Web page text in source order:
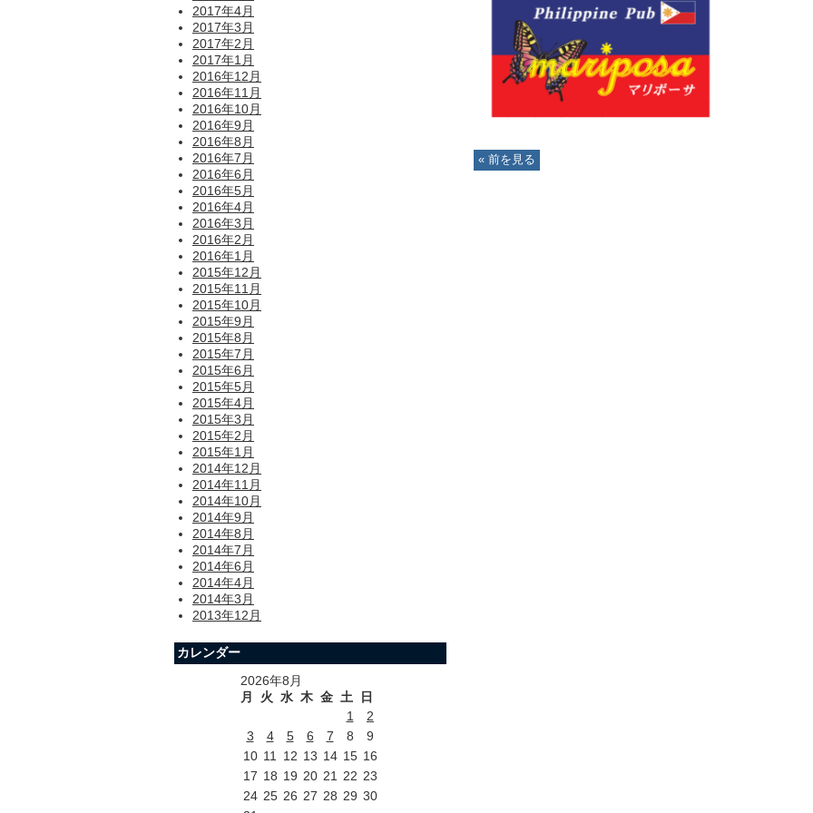
« 前を見る
2017年4月
2017年3月
2017年2月
2017年1月
2016年12月
2016年11月
2016年10月
2016年9月
2016年8月
2016年7月
2016年6月
2016年5月
2016年4月
2016年3月
2016年2月
2016年1月
2015年12月
2015年11月
2015年10月
2015年9月
2015年8月
2015年7月
2015年6月
2015年5月
2015年4月
2015年3月
2015年2月
2015年1月
2014年12月
2014年11月
2014年10月
2014年9月
2014年8月
2014年7月
2014年6月
2014年4月
2014年3月
2013年12月
カレンダー
2026年8月
月
火 水 木 金 土
日
1
2
3
4 5 6 7 8
9
10 11 12 13 14 15 16
17 18 19 20 21 22 23
24 25 26 27 28 29 30